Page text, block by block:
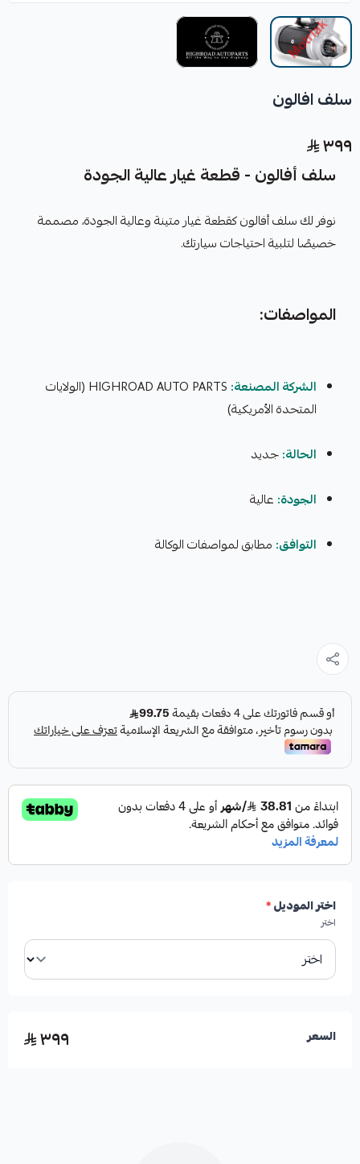
سلف افالون
٣٩٩
سلف أفالون - قطعة غيار عالية الجودة
نوفر لك سلف أفالون كقطعة غيار متينة وعالية الجودة، مصممة
خصيصًا لتلبية احتياجات سيارتك.
المواصفات:
الشركة المصنعة:
HIGHROAD AUTO PARTS (الولايات
المتحدة الأمريكية)
الحالة:جديد
الجودة: عالية
التوافق: مطابق لمواصفات الوكالة
اختر الموديل*
اختر
السعر ٣٩٩